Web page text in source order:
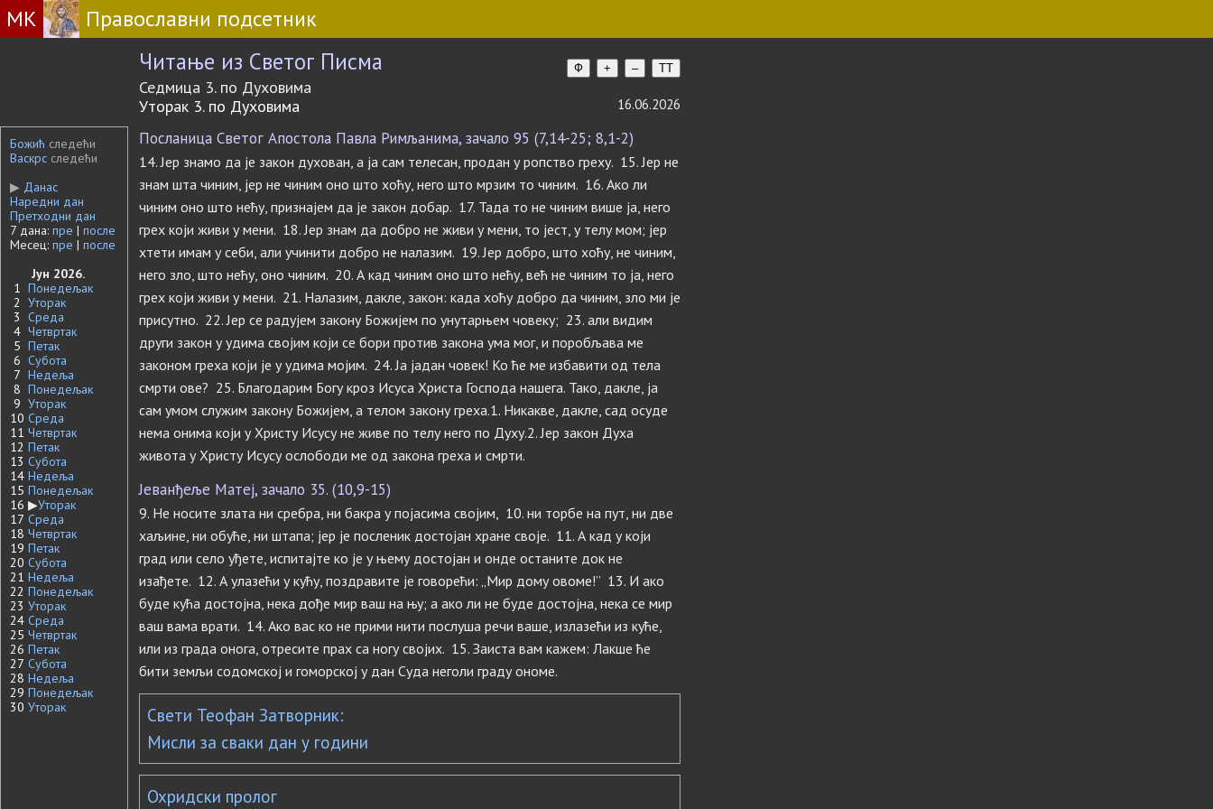
МК Православни подсетник
Читање из Светог Писма Ф + – TT
Седмица 3. по Духовима
Уторак 3. по Духовима
16.06.2026
Божић следећи
Васкрс следећи
▶ Данас
Наредни дан
Претходни дан
7 дана: пре | после
Месец: пре | после
Јун 2026.
1 Понедељак
2 Уторак
3 Среда
4 Четвртак
5 Петак
6 Субота
7 Недеља
8 Понедељак
9 Уторак
10 Среда
11 Четвртак
12 Петак
13 Субота
14 Недеља
15 Понедељак
16 ▶Уторак
17 Среда
18 Четвртак
19 Петак
20 Субота
21 Недеља
22 Понедељак
23 Уторак
24 Среда
25 Четвртак
26 Петак
27 Субота
28 Недеља
29 Понедељак
30 Уторак
Посланица Светог Апостола Павла Римљанима, зачало 95 (7,14-25; 8,1-2)
14. Јер знамо да је закон духован, а ја сам телесан, продан у ропство греху. 15. Јер не
знам шта чиним, јер не чиним оно што хоћу, него што мрзим то чиним. 16. Ако ли
чиним оно што нећу, признајем да је закон добар. 17. Тада то не чиним више ја, него
грех који живи у мени. 18. Јер знам да добро не живи у мени, то јест, у телу мом; јер
хтети имам у себи, али учинити добро не налазим. 19. Јер добро, што хоћу, не чиним,
него зло, што нећу, оно чиним. 20. А кад чиним оно што нећу, већ не чиним то ја, него
грех који живи у мени. 21. Налазим, дакле, закон: када хоћу добро да чиним, зло ми је
присутно. 22. Јер се радујем закону Божијем по унутарњем човеку; 23. али видим
други закон у удима својим који се бори против закона ума мог, и поробљава ме
законом греха који је у удима мојим. 24. Ја јадан човек! Ко ће ме избавити од тела
смрти ове? 25. Благодарим Богу кроз Исуса Христа Господа нашега. Тако, дакле, ја
сам умом служим закону Божијем, а телом закону греха.1. Никакве, дакле, сад осуде
нема онима који у Христу Исусу не живе по телу него по Духу.2. Јер закон Духа
живота у Христу Исусу ослободи ме од закона греха и смрти.
Јеванђеље Матеј, зачало 35. (10,9-15)
9. Не носите злата ни сребра, ни бакра у појасима својим, 10. ни торбе на пут, ни две
хаљине, ни обуће, ни штапа; јер је посленик достојан хране своје. 11. А кад у који
град или село уђете, испитајте ко је у њему достојан и онде останите док не
изађете. 12. А улазећи у кућу, поздравите је говорећи: „Мир дому овоме!” 13. И ако
буде кућа достојна, нека дође мир ваш на њу; а ако ли не буде достојна, нека се мир
ваш вама врати. 14. Ако вас ко не прими нити послуша речи ваше, излазећи из куће,
или из града онога, отресите прах са ногу својих. 15. Заиста вам кажем: Лакше ће
бити земљи содомској и гоморској у дан Суда неголи граду ономе.
Свети Теофан Затворник:
Мисли за сваки дан у години
Охридски пролог